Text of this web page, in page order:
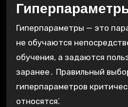
Гиперпараметры — это
не обучаются
обучения, а задаются
заранее․ Правильный
гиперпараметров
относятся⁚